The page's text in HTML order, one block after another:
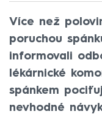
Více než
poruchou
informovali
lékárnické
spánkem
nevhodné